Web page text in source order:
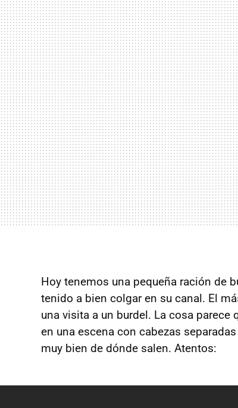
Hoy tenemos una pequeña ración de
tenido a bien colgar en su canal. El
una visita a un burdel. La cosa
en una escena con cabezas
muy bien de dónde salen. Atentos: